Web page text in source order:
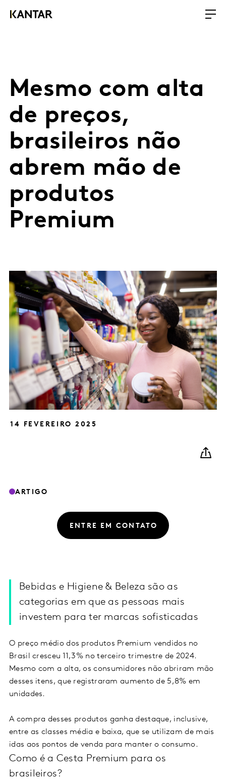
Mesmo com alta
de preços,
brasileiros não
abrem mão de
produtos
Premium
14 FEVEREIRO 2025
ARTIGO
ENTRE EM CONTATO
Bebidas e Higiene & Beleza são as
categorias em que as pessoas mais
investem para ter marcas sofisticadas
O preço médio dos produtos Premium vendidos no
Brasil cresceu 11,3% no terceiro trimestre de 2024.
Mesmo com a alta, os consumidores não abriram mão
desses itens, que registraram aumento de 5,8% em
unidades.
A compra desses produtos ganha destaque, inclusive,
entre as classes média e baixa, que se utilizam de mais
idas aos pontos de venda para manter o consumo.
Como é a Cesta Premium para os
brasileiros?